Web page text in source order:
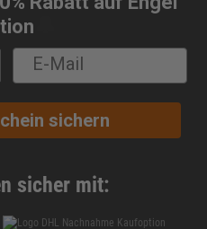
sichern
sicher mit: